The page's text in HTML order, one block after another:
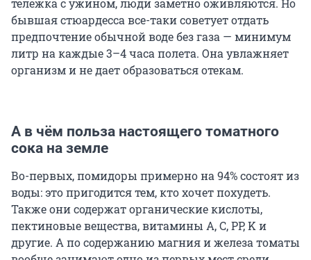
тележка с ужином, люди заметно оживляются. Но
бывшая стюардесса все-таки советует отдать
предпочтение обычной воде без газа — минимум
литр на каждые 3–4 часа полета. Она увлажняет
организм и не дает образоваться отекам.
А в чём польза настоящего томатного
сока на земле
Во-первых, помидоры примерно на 94% состоят из
воды: это пригодится тем, кто хочет похудеть.
Также они содержат органические кислоты,
пектиновые вещества, витамины A, C, PP, K и
другие. А по содержанию магния и железа томаты